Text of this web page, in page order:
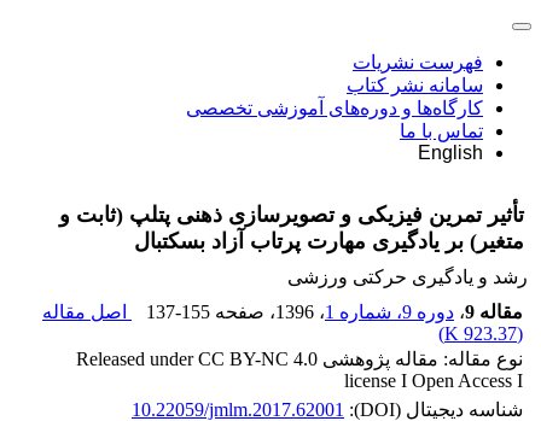
فهرست نشریات
سامانه نشر کتاب
کارگاه‌ها و دوره‌های آموزشی تخصصی
تماس با ما
English
تأثیر تمرین فیزیکی و تصویرسازی ذهنی پتلپ (ثابت و
متغیر) بر یادگیری مهارت پرتاب آزاد بسکتبال
رشد و یادگیری حرکتی ورزشی
مقاله 9
، دوره 9، شماره 1 ، 1396 ، صفحه 137-155
اصل مقاله
(
923.37 K
)
نوع مقاله: مقاله پژوهشی Released under CC BY-NC 4.0
license I Open Access I
شناسه دیجیتال (DOI):
10.22059/jmlm.2017.62001